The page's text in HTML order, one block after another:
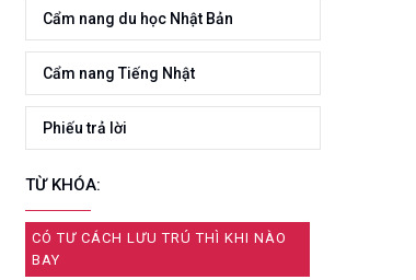
Cẩm nang du học Nhật Bản
Cẩm nang Tiếng Nhật
Phiếu trả lời
TỪ KHÓA:
CÓ TƯ CÁCH LƯU TRÚ THÌ KHI NÀO
BAY